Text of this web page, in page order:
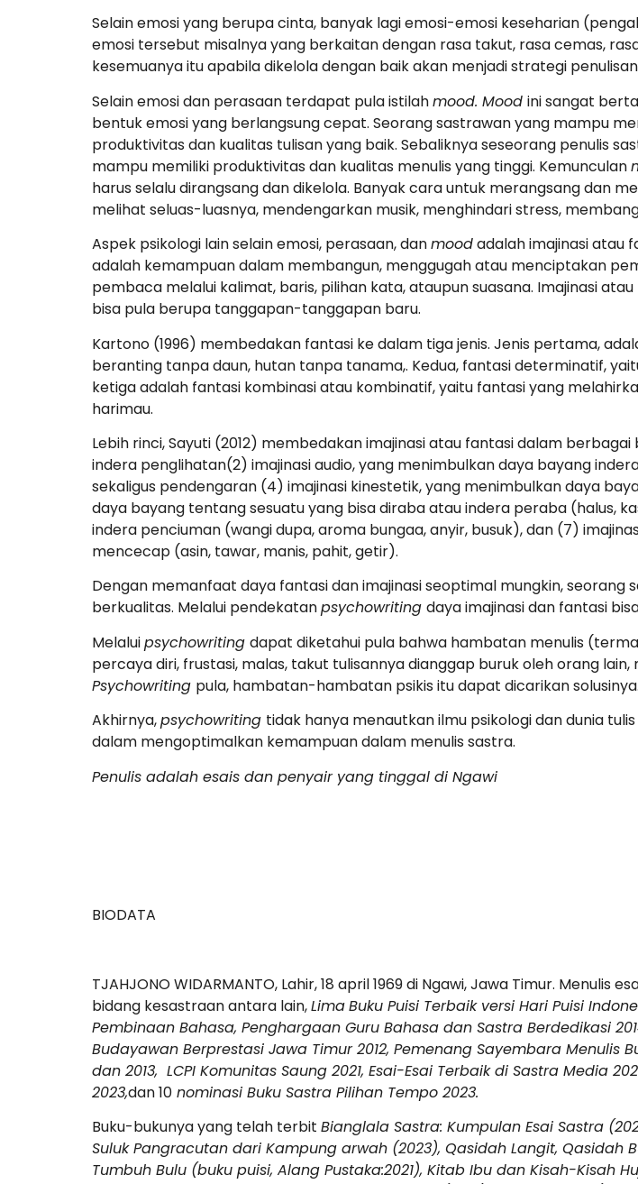
Selain emosi yang berupa cinta, banyak lagi emosi-emosi keseharian
emosi tersebut misalnya yang berkaitan dengan rasa takut, rasa cemas,
kesemuanya itu apabila dikelola dengan baik akan menjadi strategi
Selain emosi dan perasaan terdapat pula istilahmood. Mood ini sangat
bentuk emosi yang berlangsung cepat. Seorang sastrawan yang mampu
produktivitas dan kualitas tulisan yang baik. Sebaliknya seseorang penulis
mampu memiliki produktivitas dan kualitas menulis yang tinggi. Kemunculan
harus selalu dirangsang dan dikelola. Banyak cara untuk merangsang dan
melihat seluas-luasnya, mendengarkan musik, menghindari stress,
Aspek psikologi lain selain emosi, perasaan, danmoodadalah imajinasi atau
adalah kemampuan dalam membangun, menggugah atau menciptakan
pembaca melalui kalimat, baris, pilihan kata, ataupun suasana. Imajinasi
bisa pula berupa tanggapan-tanggapan baru.
Kartono (1996) membedakan fantasi ke dalam tiga jenis. Jenis pertama,
beranting tanpa daun, hutan tanpa tanama,. Kedua, fantasi determinatif,
ketiga adalah fantasi kombinasi atau kombinatif, yaitu fantasi yang
harimau.
Lebih rinci, Sayuti (2012) membedakan imajinasi atau fantasi dalam
indera penglihatan(2) imajinasi audio, yang menimbulkan daya bayang
sekaligus pendengaran (4) imajinasi kinestetik, yang menimbulkan daya
daya bayang tentang sesuatu yang bisa diraba atau indera peraba (halus,
indera penciuman (wangi dupa, aroma bungaa, anyir, busuk), dan (7)
mencecap (asin, tawar, manis, pahit, getir).
Dengan memanfaat daya fantasi dan imajinasi seoptimal mungkin,
berkualitas. Melalui pendekatanpsychowriting daya imajinasi dan fantasi
Melaluipsychowriting dapat diketahui pula bahwa hambatan menulis
percaya diri, frustasi, malas, takut tulisannya dianggap buruk oleh orang
Psychowriting pula, hambatan-hambatan psikis itu dapat dicarikan solusinya.
Akhirnya,psychowriting tidak hanya menautkan ilmu psikologi dan dunia
dalam mengoptimalkan kemampuan dalam menulis sastra.
Penulis adalah esais dan penyair yang tinggal di Ngawi
BIODATA
TJAHJONO WIDARMANTO, Lahir, 18 april 1969 di Ngawi, Jawa Timur.
bidang kesastraan antara lain,LimaBuku Puisi Terbaik versi Hari Puisi
Pembinaan Bahasa, Penghargaan Guru Bahasa dan Sastra Berdedikasi
Budayawan Berprestasi Jawa Timur 2012, Pemenang Sayembara Menulis
dan 2013, LCPI Komunitas Saung 2021, Esai-Esai Terbaik di Sastra Media
2023,dan 10 nominasi Buku Sastra Pilihan Tempo 2023.
Buku-bukunya yang telah terbit Bianglala Sastra: Kumpulan Esai Sastra
Suluk Pangracutan dari Kampung arwah (2023), Qasidah Langit, Qasidah
Tumbuh Bulu (buku puisi, Alang Pustaka:2021), Kitab Ibu dan Kisah-Kisah